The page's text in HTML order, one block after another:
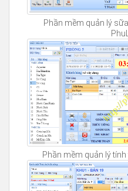
Phần mềm quản lý
Phần mềm quản lý